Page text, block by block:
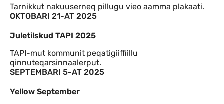
Tarnikkut nakuuserneq pillugu vieo aamma plakaati.
OKTOBARI 21-AT 2025
Juletilskud TAPI 2025
TAPI-mut kommunit peqatigiiffiillu
qinnuteqarsinnaalerput.
SEPTEMBARI 5-AT 2025
Yellow September